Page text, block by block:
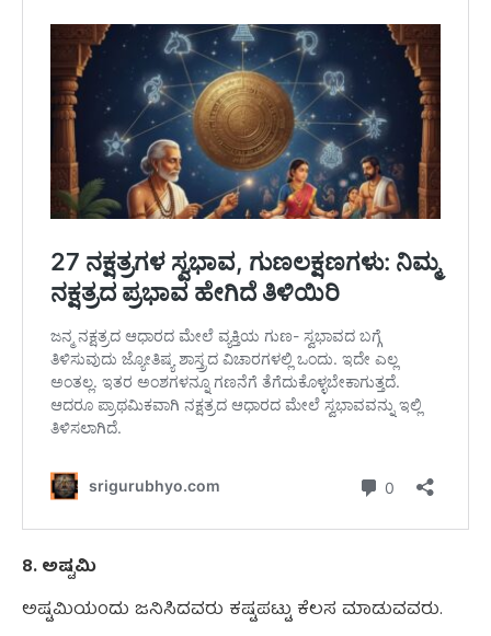
8. ಅಷ್ಟಮಿ
ಅಷ್ಟಮಿಯಂದು ಜನಿಸಿದವರು ಕಷ್ಟಪಟ್ಟು ಕೆಲಸ ಮಾಡುವವರು.